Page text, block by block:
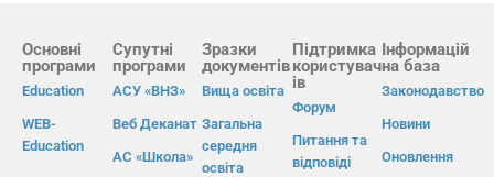
Основні
програми
Education
WEB-
Education
Супутні
програми
АСУ «ВНЗ»
Веб Деканат
АС «Школа»
Зразки
документів
Вища освіта
Загальна
середня
освіта
Підтримка
користувач
ів
Форум
Питання та
відповіді
Інформацій
на база
Законодавство
Новини
Оновлення